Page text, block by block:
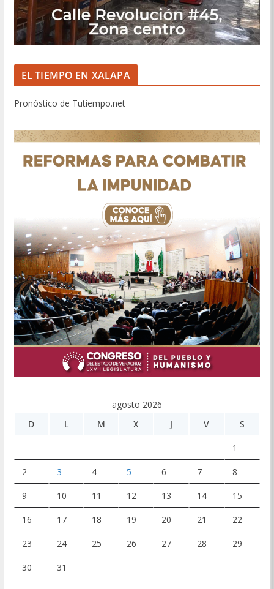
EL TIEMPO EN XALAPA
Pronóstico de Tutiempo.net
agosto 2026
D
L M X J V S
1
2 3 4 5 6 7 8
9 10 11 12 13 14 15
16 17 18 19 20 21 22
23 24 25 26 27 28 29
30 31